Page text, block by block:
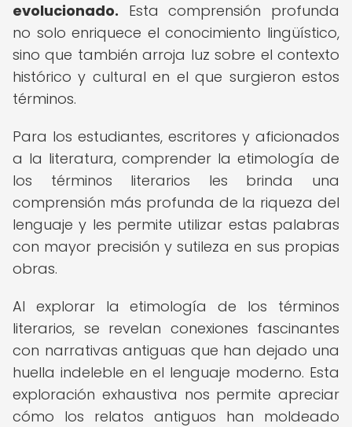
evolucionado. Esta comprensión profunda
no solo enriquece el conocimiento lingüístico,
sino que también arroja luz sobre el contexto
histórico y cultural en el que surgieron estos
términos.
Para los estudiantes, escritores y aficionados
a la literatura, comprender la etimología de
los términos literarios les brinda una
comprensión más profunda de la riqueza del
lenguaje y les permite utilizar estas palabras
con mayor precisión y sutileza en sus propias
obras.
Al explorar la etimología de los términos
literarios, se revelan conexiones fascinantes
con narrativas antiguas que han dejado una
huella indeleble en el lenguaje moderno. Esta
exploración exhaustiva nos permite apreciar
cómo los relatos antiguos han moldeado